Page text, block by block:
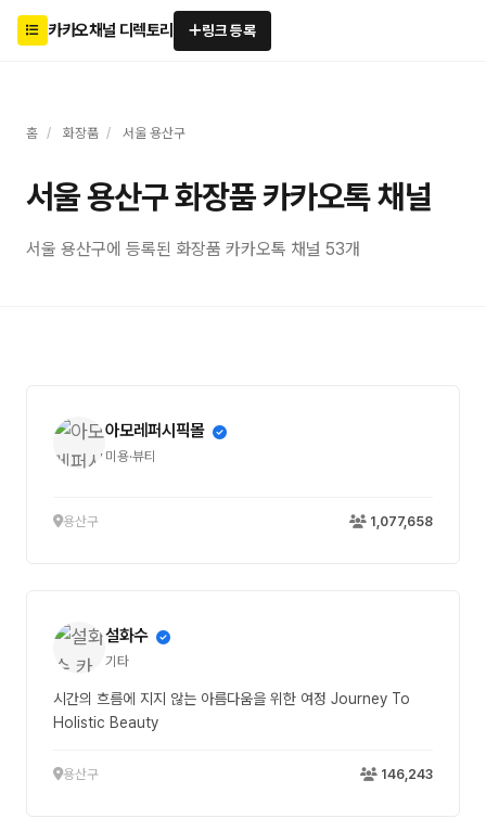
카카오채널 디렉토리 링크 등록
홈 / 화장품 / 서울 용산구
서울 용산구 화장품 카카오톡 채널
서울 용산구에 등록된 화장품 카카오톡 채널 53개
아모레퍼시픽몰
미용·뷰티
용산구 1,077,658
설화수
기타
시간의 흐름에 지지 않는 아름다움을 위한 여정 Journey To
Holistic Beauty
용산구 146,243